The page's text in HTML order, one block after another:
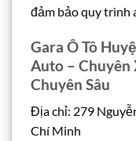
đảm bảo quy trình
Gara Ô Tô
Auto – Chuyên
Chuyên Sâu
Địa chỉ: 279
Chí Minh